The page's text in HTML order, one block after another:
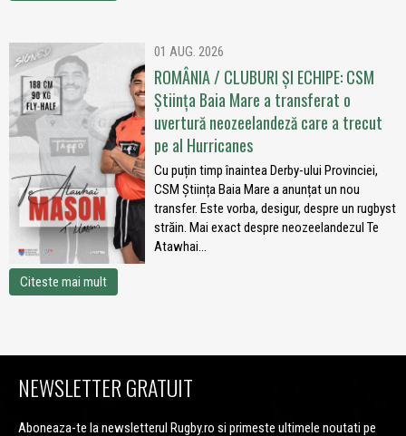
01 AUG. 2026
ROMÂNIA / CLUBURI ȘI ECHIPE: CSM
Știința Baia Mare a transferat o
uvertură neozeelandeză care a trecut
pe al Hurricanes
Cu puțin timp înaintea Derby-ului Provinciei,
CSM Știința Baia Mare a anunțat un nou
transfer. Este vorba, desigur, despre un rugbyst
străin. Mai exact despre neozeelandezul Te
Atawhai...
Citeste mai mult
NEWSLETTER GRATUIT
Aboneaza-te la newsletterul Rugby.ro si primeste ultimele noutati pe